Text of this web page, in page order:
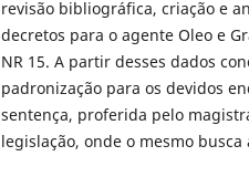
revisão bibliográfica, criação e
decretos para o agente Oleo e
NR 15. A partir desses dados
padronização para os devidos
sentença, proferida pelo
legislação, onde o mesmo